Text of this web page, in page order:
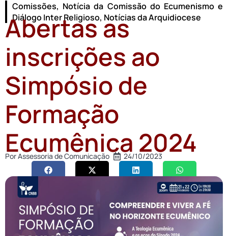
Comissões, Notícia da Comissão do Ecumenismo e
Diálogo Inter Religioso, Notícias da Arquidiocese
Abertas as
inscrições ao
Simpósio de
Formação
Ecumênica 2024
PorAssessoria de Comunicação 24/10/2023